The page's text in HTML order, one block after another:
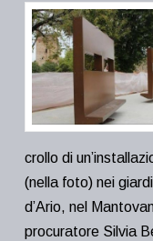
crollo di
(nella foto) nei
d’Ario, nel
procuratore Silvia